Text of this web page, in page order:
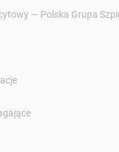
— Polska Grupa